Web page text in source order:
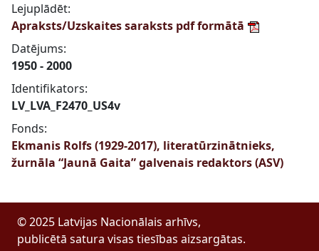
Lejuplādēt:
Apraksts/Uzskaites saraksts pdf formātā
Datējums:
1950 - 2000
Identifikators:
LV_LVA_F2470_US4v
Fonds:
Ekmanis Rolfs (1929-2017), literatūrzinātnieks,
žurnāla “Jaunā Gaita” galvenais redaktors (ASV)
© 2025 Latvijas Nacionālais arhīvs,
publicētā satura visas tiesības aizsargātas.